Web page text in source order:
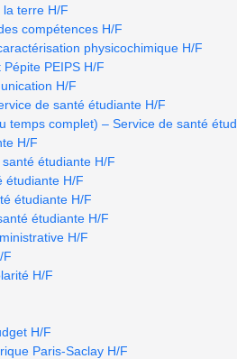
la terre H/F
compétences H/F
physicochimique H/F
PEIPS H/F
H/F
de santé étudiante H/F
temps complet) – Service de santé
H/F
étudiante H/F
étudiante H/F
étudiante H/F
étudiante H/F
H/F
F
H/F
H/F
Paris-Saclay H/F